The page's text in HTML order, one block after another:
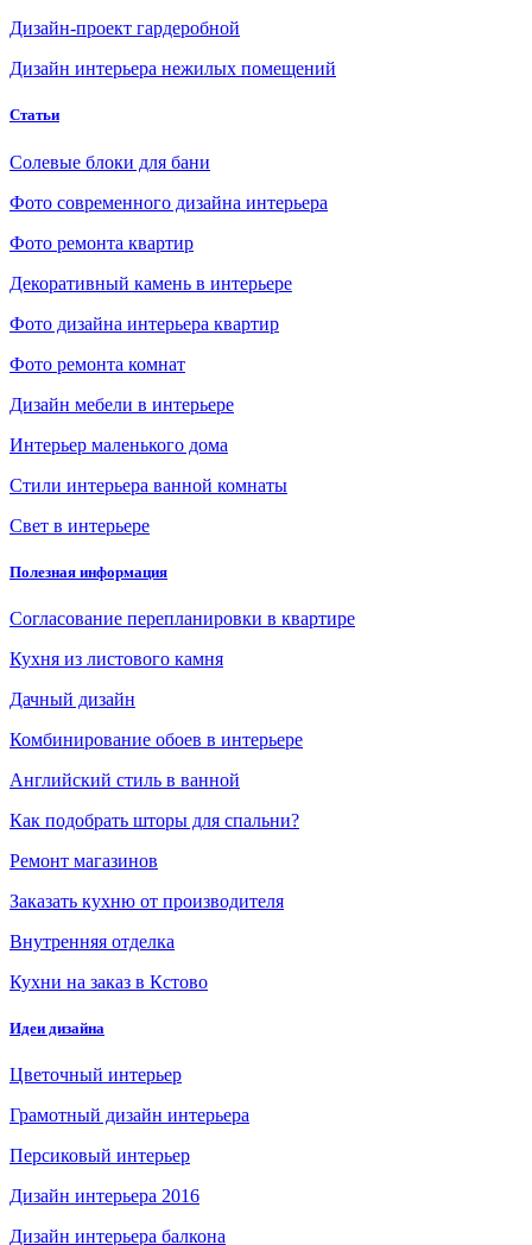
Дизайн-проект гардеробной
Дизайн интерьера нежилых помещений
Статьи
Солевые блоки для бани
Фото современного дизайна интерьера
Фото ремонта квартир
Декоративный камень в интерьере
Фото дизайна интерьера квартир
Фото ремонта комнат
Дизайн мебели в интерьере
Интерьер маленького дома
Стили интерьера ванной комнаты
Свет в интерьере
Полезная информация
Согласование перепланировки в квартире
Кухня из листового камня
Дачный дизайн
Комбинирование обоев в интерьере
Английский стиль в ванной
Как подобрать шторы для спальни?
Ремонт магазинов
Заказать кухню от производителя
Внутренняя отделка
Кухни на заказ в Кстово
Идеи дизайна
Цветочный интерьер
Грамотный дизайн интерьера
Персиковый интерьер
Дизайн интерьера 2016
Дизайн интерьера балкона